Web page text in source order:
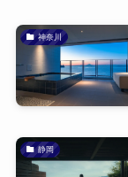
神奈川
静岡